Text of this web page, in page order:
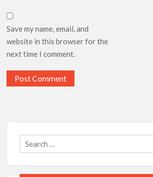
Save my name, email, and
website in this browser for the
next time I comment.